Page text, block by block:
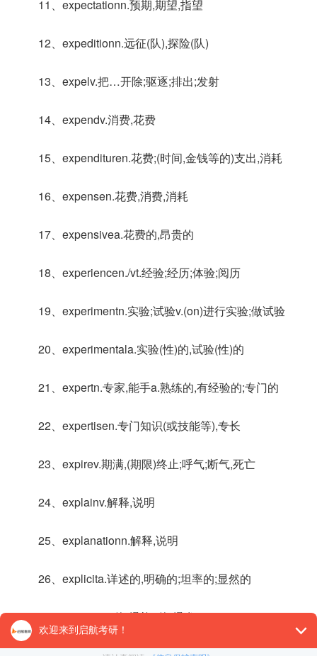
11、expectationn.预期,期望,指望
12、expeditionn.远征(队),探险(队)
13、expelv.把…开除;驱逐;排出;发射
14、expendv.消费,花费
15、expendituren.花费;(时间,金钱等的)支出,消耗
16、expensen.花费,消费,消耗
17、expensivea.花费的,昂贵的
18、experiencen./vt.经验;经历;体验;阅历
19、experimentn.实验;试验v.(on)进行实验;做试验
20、experimentala.实验(性)的,试验(性)的
21、expertn.专家,能手a.熟练的,有经验的;专门的
22、expertisen.专门知识(或技能等),专长
23、expirev.期满,(期限)终止;呼气;断气,死亡
24、explainv.解释,说明
25、explanationn.解释,说明
26、explicita.详述的,明确的;坦率的;显然的
27、explodev.(使)爆炸,(使)爆发